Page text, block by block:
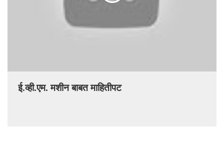
ई.व्ही.एम. मशीन बाबत माहितीपट